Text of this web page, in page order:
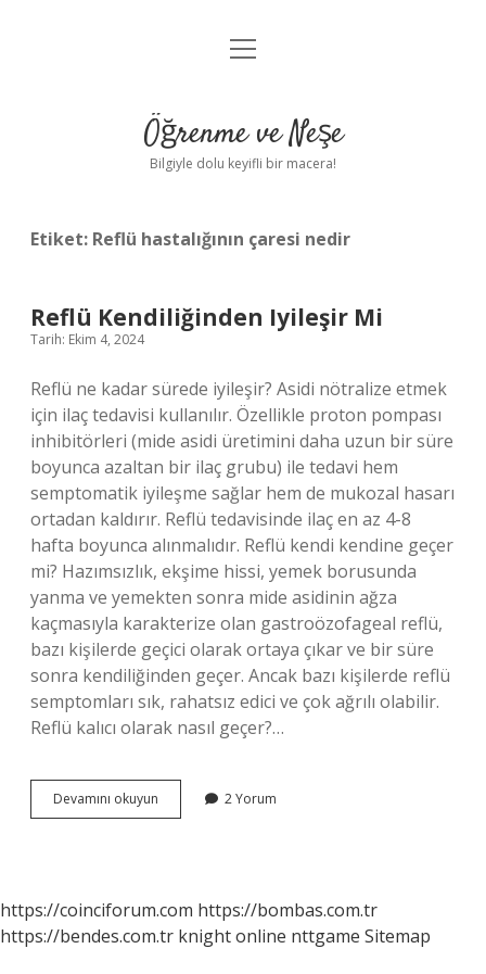
Anasayfa
Yasal Uyarı
menüyü
Öğrenme ve Neşe
Bilgiyle dolu keyifli bir macera!
Etiket: Reflü hastalığının çaresi nedir
Reflü Kendiliğinden Iyileşir Mi
Tarih: Ekim 4, 2024
Reflü ne kadar sürede iyileşir? Asidi nötralize etmek
için ilaç tedavisi kullanılır. Özellikle proton pompası
inhibitörleri (mide asidi üretimini daha uzun bir süre
boyunca azaltan bir ilaç grubu) ile tedavi hem
semptomatik iyileşme sağlar hem de mukozal hasarı
ortadan kaldırır. Reflü tedavisinde ilaç en az 4-8
hafta boyunca alınmalıdır. Reflü kendi kendine geçer
mi? Hazımsızlık, ekşime hissi, yemek borusunda
yanma ve yemekten sonra mide asidinin ağza
kaçmasıyla karakterize olan gastroözofageal reflü,
bazı kişilerde geçici olarak ortaya çıkar ve bir süre
sonra kendiliğinden geçer. Ancak bazı kişilerde reflü
semptomları sık, rahatsız edici ve çok ağrılı olabilir.
Reflü kalıcı olarak nasıl geçer?…
Devamını okuyun
Kendiliğinden
2 Yorum
https://coinciforum.com https://bombas.com.tr
https://bendes.com.tr knight online nttgame Sitemap